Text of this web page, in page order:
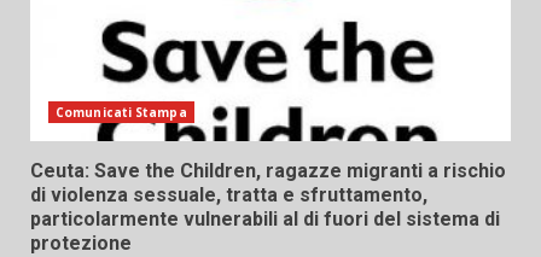
Comunicati Stampa
Ceuta: Save the Children, ragazze migranti a rischio
di violenza sessuale, tratta e sfruttamento,
particolarmente vulnerabili al di fuori del sistema di
protezione